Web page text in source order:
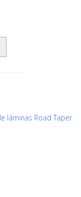
láminas Road Taper